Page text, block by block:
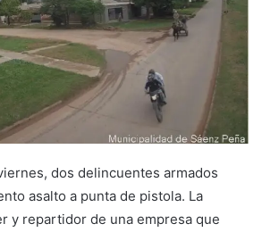
dos delincuentes armados
asalto a punta de pistola. La
y repartidor de una empresa que